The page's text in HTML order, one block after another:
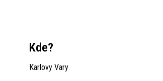
Kde?
Karlovy Vary